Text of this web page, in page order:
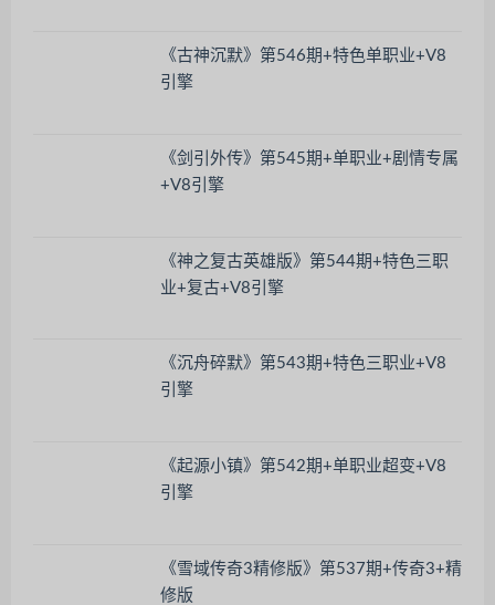
《古神沉默》第546期+特色单职业+V8
引擎
《剑引外传》第545期+单职业+剧情专属
+V8引擎
《神之复古英雄版》第544期+特色三职
业+复古+V8引擎
《沉舟碎默》第543期+特色三职业+V8
引擎
《起源小镇》第542期+单职业超变+V8
引擎
《雪域传奇3精修版》第537期+传奇3+精
修版